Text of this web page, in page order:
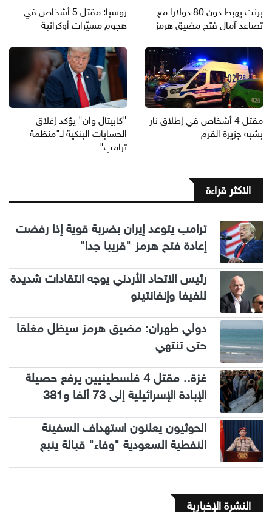
برنت يهبط دون 80 دولارا مع
تصاعد آمال فتح مضيق هرمز
روسيا: مقتل 5 أشخاص في
هجوم مسيَّرات أوكرانية
مقتل 4 أشخاص في إطلاق نار
بشبه جزيرة القرم
"كابيتال وان" يؤكد إغلاق
الحسابات البنكية لـ"منظمة
ترامب"
الاكثر قراءة
ترامب يتوعد إيران بضربة قوية إذا رفضت
إعادة فتح هرمز "قريبا جدا"
رئيس الاتحاد الأردني يوجه انتقادات شديدة
للفيفا وإنفانتينو
دولي طهران: مضيق هرمز سيظل مغلقا
حتى تنتهي
غزة.. مقتل 4 فلسطينيين يرفع حصيلة
الإبادة الإسرائيلية إلى 73 ألفا و381
الحوثيون يعلنون استهداف السفينة
النفطية السعودية "وفاء" قبالة ينبع
النشرة الإخبارية